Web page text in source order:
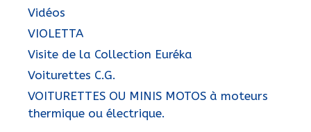
Vidéos
VIOLETTA
Visite de la Collection Euréka
Voiturettes C.G.
VOITURETTES OU MINIS MOTOS à moteurs
thermique ou électrique.